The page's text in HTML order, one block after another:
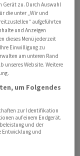
zu dem
Öl und Gas
es sich heute
führen und
mit den
Gerät zu. Durch Auswahl
die unter „Wir und
aufgeführten
und Anzeigen
dieses Menü jederzeit
Einwilligung zu
am unteren Rand
unseres Website. Weitere
um Folgendes
zur Identifikation
auf einem Endgerät.
und der
Entwicklung und